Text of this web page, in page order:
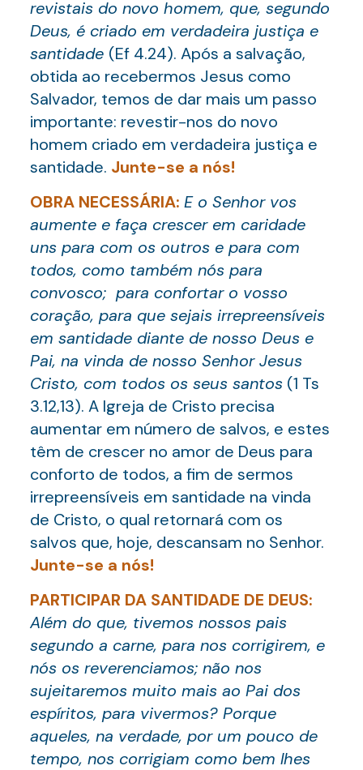
revistais do novo homem, que, segundo
Deus, é criado em verdadeira justiça e
santidade (Ef 4.24). Após a salvação,
obtida ao recebermos Jesus como
Salvador, temos de dar mais um passo
importante: revestir-nos do novo
homem criado em verdadeira justiça e
santidade. Junte-se a nós!
OBRA NECESSÁRIA: E o Senhor vos
aumente e faça crescer em caridade
uns para com os outros e para com
todos, como também nós para
convosco; para confortar o vosso
coração, para que sejais irrepreensíveis
em santidade diante de nosso Deus e
Pai, na vinda de nosso Senhor Jesus
Cristo, com todos os seus santos(1 Ts
3.12,13). A Igreja de Cristo precisa
aumentar em número de salvos, e estes
têm de crescer no amor de Deus para
conforto de todos, a fim de sermos
irrepreensíveis em santidade na vinda
de Cristo, o qual retornará com os
salvos que, hoje, descansam no Senhor.
Junte-se a nós!
PARTICIPAR DA SANTIDADE DE DEUS:
Além do que, tivemos nossos pais
segundo a carne, para nos corrigirem, e
nós os reverenciamos; não nos
sujeitaremos muito mais ao Pai dos
espíritos, para vivermos? Porque
aqueles, na verdade, por um pouco de
tempo, nos corrigiam como bem lhes